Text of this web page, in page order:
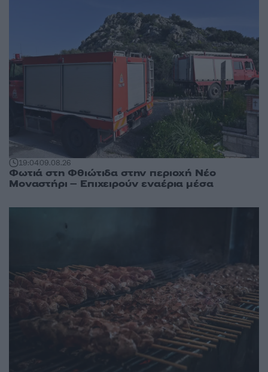
19:0409.08.26
Φωτιά στη Φθιώτιδα στην περιοχή Νέο
Μοναστήρι – Επιχειρούν εναέρια μέσα